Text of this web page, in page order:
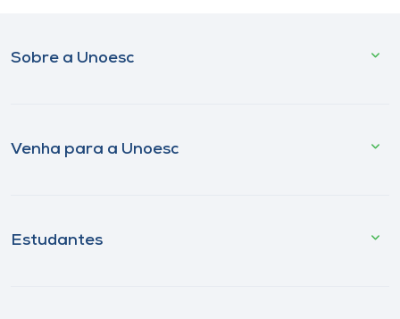
Sobre a Unoesc
Venha para a Unoesc
Estudantes